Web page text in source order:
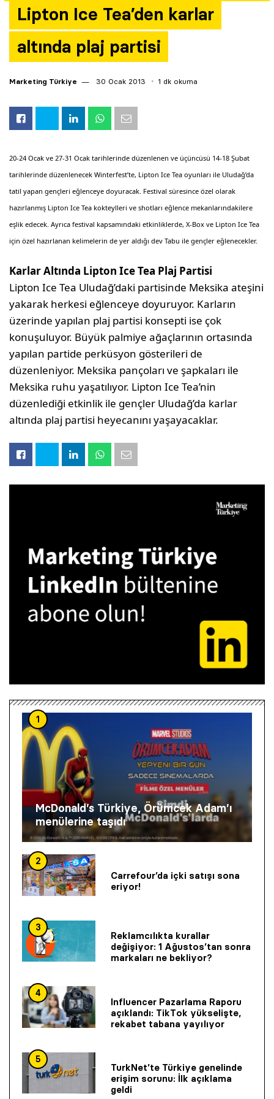
Lipton Ice Tea’den karlar
altında plaj partisi
Marketing Türkiye 30 Ocak 2013 1 dk okuma
20-24 Ocak ve 27-31 Ocak tarihlerinde düzenlenen ve üçüncüsü 14-18 Şubat
tarihlerinde düzenlenecek Winterfest’te, Lipton Ice Tea oyunları ile Uludağ’da
tatil yapan gençleri eğlenceye doyuracak. Festival süresince özel olarak
hazırlanmış Lipton Ice Tea kokteylleri ve shotları eğlence mekanlarındakilere
eşlik edecek. Ayrıca festival kapsamındaki etkinliklerde, X-Box ve Lipton Ice Tea
için özel hazırlanan kelimelerin de yer aldığı dev Tabu ile gençler eğlenecekler.
Karlar Altında Lipton Ice Tea Plaj Partisi
Lipton Ice Tea Uludağ’daki partisinde Meksika ateşini
yakarak herkesi eğlenceye doyuruyor. Karların
üzerinde yapılan plaj partisi konsepti ise çok
konuşuluyor. Büyük palmiye ağaçlarının ortasında
yapılan partide perküsyon gösterileri de
düzenleniyor. Meksika pançoları ve şapkaları ile
Meksika ruhu yaşatılıyor. Lipton Ice Tea’nin
düzenlediği etkinlik ile gençler Uludağ’da karlar
altında plaj partisi heyecanını yaşayacaklar.
1
McDonald’s Türkiye, Örümcek Adam’ı
menülerine taşıdı
2
Carrefour’da içki satışı sona
eriyor!
3
Reklamcılıkta kurallar
değişiyor: 1 Ağustos’tan sonra
markaları ne bekliyor?
4
Influencer Pazarlama Raporu
açıklandı: TikTok yükselişte,
rekabet tabana yayılıyor
5
TurkNet’te Türkiye genelinde
erişim sorunu: İlk açıklama
geldi
Yazarlar
Araştırma